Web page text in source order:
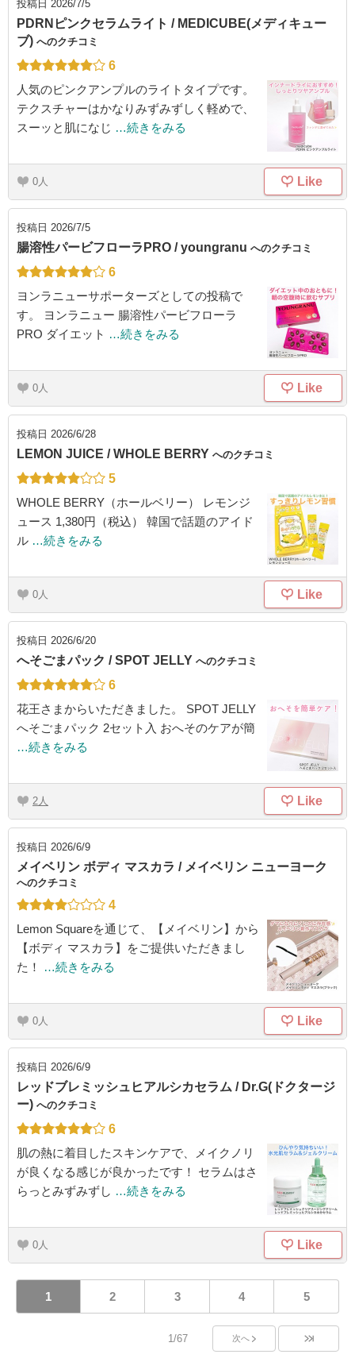
投稿日 2026/7/5
PDRNピンクセラムライト / MEDICUBE(メディキュー
ブ) へのクチコミ
6
人気のピンクアンプルのライトタイプです。
テクスチャーはかなりみずみずしく軽めで、
スーッと肌になじ …続きをみる
0 Like
投稿日 2026/7/5
腸溶性パービフローラPRO / youngranu へのクチコミ
6
ヨンラニューサポーターズとしての投稿で
す。 ヨンラニュー 腸溶性パービフローラ
PRO ダイエット …続きをみる
0 Like
投稿日 2026/6/28
LEMON JUICE / WHOLE BERRY へのクチコミ
5
WHOLE BERRY（ホールベリー） レモンジ
ュース 1,380円（税込） 韓国で話題のアイド
ル …続きをみる
0 Like
投稿日 2026/6/20
へそごまパック / SPOT JELLY へのクチコミ
6
花王さまからいただきました。 SPOT JELLY
へそごまパック 2セット入 おへそのケアが簡
…続きをみる
2 Like
投稿日 2026/6/9
メイベリン ボディ マスカラ / メイベリン ニューヨーク
へのクチコミ
4
Lemon Squareを通じて、【メイベリン】から
【ボディ マスカラ】をご提供いただきまし
た！
…続きをみる
0 Like
投稿日 2026/6/9
レッドブレミッシュヒアルシカセラム / Dr.G(ドクタージ
ー) へのクチコミ
6
肌の熱に着目したスキンケアで、メイクノリ
が良くなる感じが良かったです！ セラムはさ
らっとみずみずし …続きをみる
0 Like
1 2 3 4 5
1/67 次へ